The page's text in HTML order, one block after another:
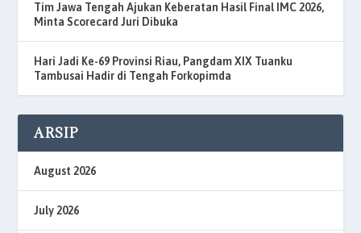
Tim Jawa Tengah Ajukan Keberatan Hasil Final IMC 2026,
Minta Scorecard Juri Dibuka
Hari Jadi Ke-69 Provinsi Riau, Pangdam XIX Tuanku
Tambusai Hadir di Tengah Forkopimda
ARSIP
August 2026
July 2026